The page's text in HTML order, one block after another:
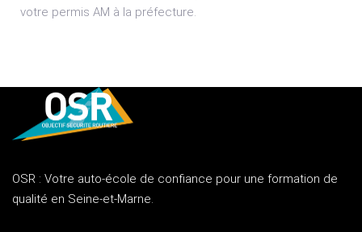
votre permis AM à la préfecture.
OSR : Votre auto-école de confiance pour une formation de
qualité en Seine-et-Marne.